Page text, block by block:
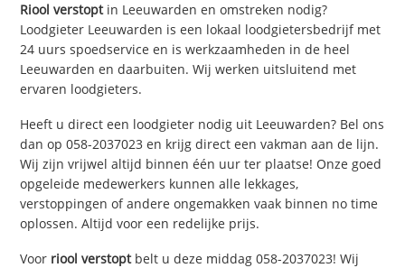
Riool verstoptin Leeuwarden en omstreken nodig?
Loodgieter Leeuwarden is een lokaal loodgietersbedrijf met
24 uurs spoedservice en is werkzaamheden in de heel
Leeuwarden en daarbuiten. Wij werken uitsluitend met
ervaren loodgieters.
Heeft u direct een loodgieter nodig uit Leeuwarden? Bel ons
dan op 058-2037023 en krijg direct een vakman aan de lijn.
Wij zijn vrijwel altijd binnen één uur ter plaatse! Onze goed
opgeleide medewerkers kunnen alle lekkages,
verstoppingen of andere ongemakken vaak binnen no time
oplossen. Altijd voor een redelijke prijs.
Voor riool verstoptbelt u deze middag 058-2037023! Wij